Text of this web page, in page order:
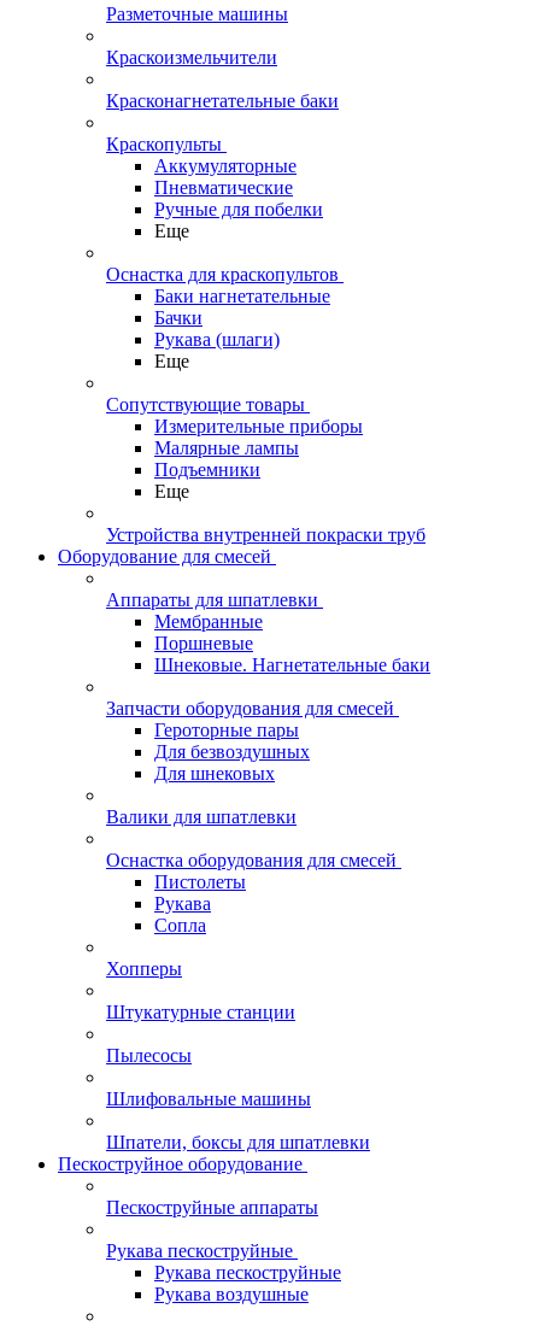
Разметочные машины
Краскоизмельчители
Красконагнетательные баки
Краскопульты
Аккумуляторные
Пневматические
Ручные для побелки
Еще
Оснастка для краскопультов
Баки нагнетательные
Бачки
Рукава (шлаги)
Еще
Сопутствующие товары
Измерительные приборы
Малярные лампы
Подъемники
Еще
Устройства внутренней покраски труб
Оборудование для смесей
Аппараты для шпатлевки
Мембранные
Поршневые
Шнековые. Нагнетательные баки
Запчасти оборудования для смесей
Героторные пары
Для безвоздушных
Для шнековых
Валики для шпатлевки
Оснастка оборудования для смесей
Пистолеты
Рукава
Сопла
Хопперы
Штукатурные станции
Пылесосы
Шлифовальные машины
Шпатели, боксы для шпатлевки
Пескоструйное оборудование
Пескоструйные аппараты
Рукава пескоструйные
Рукава пескоструйные
Рукава воздушные